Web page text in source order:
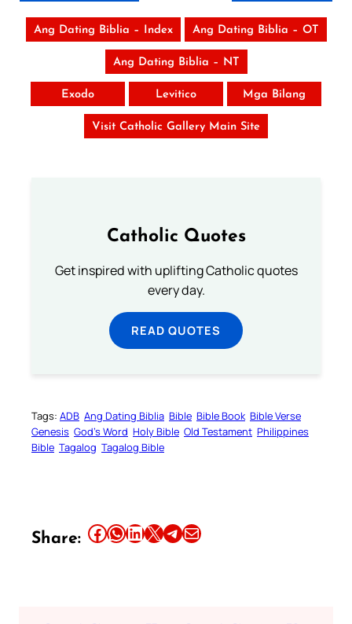
Ang Dating Biblia – Index Ang Dating Biblia – OT
Ang Dating Biblia – NT
Exodo Levitico Mga Bilang
Visit Catholic Gallery Main Site
Catholic Quotes
Get inspired with uplifting Catholic quotes
every day.
READ QUOTES
Tags: ADB Ang Dating Biblia Bible Bible Book Bible Verse
Genesis God’s Word Holy Bible Old Testament Philippines
Bible Tagalog Tagalog Bible
Share: Share this article on Facebook Share this article on WhatsApp Share this article on LinkedIn Share this article on X Share this article on TelegramEmail this Article